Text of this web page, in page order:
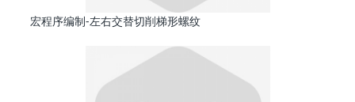
宏程序编制-左右交替切削梯形螺纹